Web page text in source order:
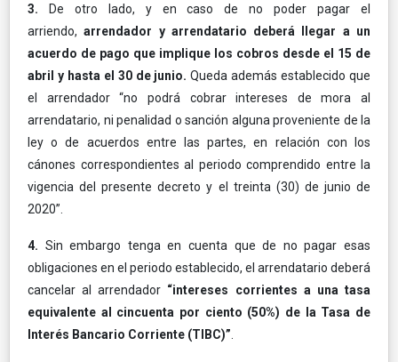
3. De otro lado, y en caso de no poder pagar el
arriendo,arrendador y arrendatario deberá llegar a un
acuerdo de pago que implique los cobros desde el 15 de
abril y hasta el 30 de junio. Queda además establecido que
el arrendador “no podrá cobrar intereses de mora al
arrendatario, ni penalidad o sanción alguna proveniente de la
ley o de acuerdos entre las partes, en relación con los
cánones correspondientes al periodo comprendido entre la
vigencia del presente decreto y el treinta (30) de junio de
2020”.
4. Sin embargo tenga en cuenta que de no pagar esas
obligaciones en el periodo establecido, el arrendatario deberá
cancelar al arrendador “intereses corrientes a una tasa
equivalente al cincuenta por ciento (50%) de la Tasa de
Interés Bancario Corriente (TIBC)”